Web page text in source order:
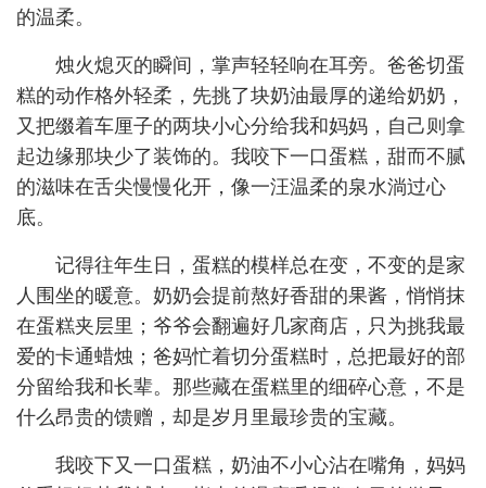
的温柔。
烛火熄灭的瞬间，掌声轻轻响在耳旁。爸爸切蛋
糕的动作格外轻柔，先挑了块奶油最厚的递给奶奶，
又把缀着车厘子的两块小心分给我和妈妈，自己则拿
起边缘那块少了装饰的。我咬下一口蛋糕，甜而不腻
的滋味在舌尖慢慢化开，像一汪温柔的泉水淌过心
底。
记得往年生日，蛋糕的模样总在变，不变的是家
人围坐的暖意。奶奶会提前熬好香甜的果酱，悄悄抹
在蛋糕夹层里；爷爷会翻遍好几家商店，只为挑我最
爱的卡通蜡烛；爸妈忙着切分蛋糕时，总把最好的部
分留给我和长辈。那些藏在蛋糕里的细碎心意，不是
什么昂贵的馈赠，却是岁月里最珍贵的宝藏。
我咬下又一口蛋糕，奶油不小心沾在嘴角，妈妈